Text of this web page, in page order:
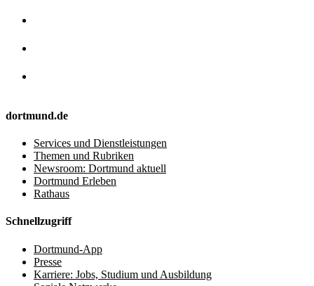
dortmund.de
Services und Dienstleistungen
Themen und Rubriken
Newsroom: Dortmund aktuell
Dortmund Erleben
Rathaus
Schnellzugriff
Dortmund-App
Presse
Karriere: Jobs, Studium und Ausbildung